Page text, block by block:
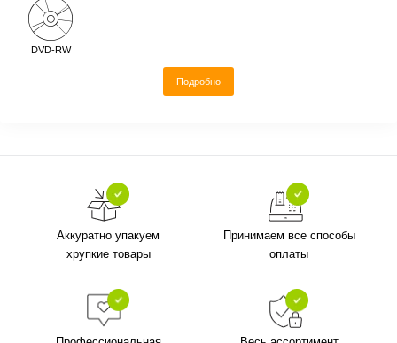
DVD-RW
Подробно
Аккуратно упакуем
хрупкие товары
Принимаем все способы
оплаты